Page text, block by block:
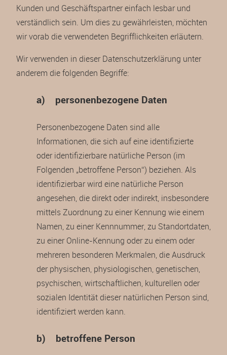
Kunden und Geschäftspartner einfach lesbar und
verständlich sein. Um dies zu gewährleisten, möchten
wir vorab die verwendeten Begrifflichkeiten erläutern.
Wir verwenden in dieser Datenschutzerklärung unter
anderem die folgenden Begriffe:
a) personenbezogene Daten
Personenbezogene Daten sind alle
Informationen, die sich auf eine identifizierte
oder identifizierbare natürliche Person (im
Folgenden „betroffene Person“) beziehen. Als
identifizierbar wird eine natürliche Person
angesehen, die direkt oder indirekt, insbesondere
mittels Zuordnung zu einer Kennung wie einem
Namen, zu einer Kennnummer, zu Standortdaten,
zu einer Online-Kennung oder zu einem oder
mehreren besonderen Merkmalen, die Ausdruck
der physischen, physiologischen, genetischen,
psychischen, wirtschaftlichen, kulturellen oder
sozialen Identität dieser natürlichen Person sind,
identifiziert werden kann.
b) betroffene Person